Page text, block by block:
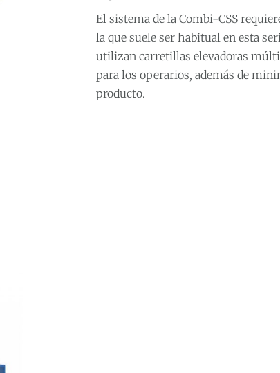
El sistema de la Combi-CSS
la que suele ser habitual en esta
utilizan carretillas elevadoras
para los operarios, además de
producto.